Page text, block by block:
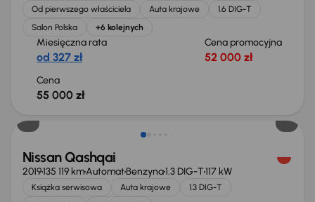
Od pierwszego właściciela Auta krajowe
1.6 DIG-T
Salon Polska
+6 kolejnych
Miesięczna rata
od 327 zł
Cena promocyjna
52 000 zł
Cena
55 000 zł
Taniej o 1 000 zł
Nissan Qashqai
2019135 119 kmAutomatBenzyna1.3 DIG-T117 kW
Książka serwisowa Auta krajowe
1.3 DIG-T